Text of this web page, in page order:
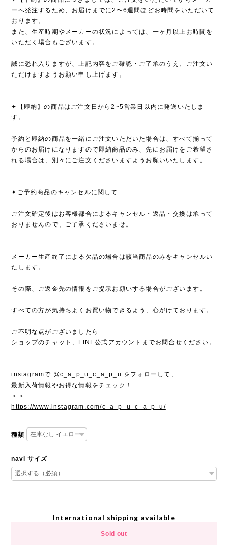
ーへ発注するため、お届けまでに2〜6週間ほどお時間をいただいて
おります。
また、生産時期やメーカーの状況によっては、一ヶ月以上お時間を
いただく場合もございます。
誠に恐れ入りますが、上記内容をご確認・ご了承のうえ、ご注文い
ただけますようお願い申し上げます。
✦【即納】の商品はご注文日から2~5営業日以内に発送いたしま
す。
予約と即納の商品を一緒にご注文いただいた場合は、すべて揃って
からのお届けになりますので即納商品のみ、先にお届けをご希望さ
れる場合は、別々にご注文くださいますようお願いいたします。
✦ご予約商品のキャンセルに関して
ご注文確定後はお客様都合によるキャンセル・返品・交換は承って
おりませんので、ご了承くださいませ。
メーカー生産終了による欠品の場合は該当商品のみをキャンセルい
たします。
その際、ご返金先の情報をご提示お願いする場合がございます。
すべての方が気持ちよくお買い物できるよう、心がけております。
ご不明な点がございましたら
ショップのチャット、LINE公式アカウントまでお問合せください。
instagramで @c_a_p_u_c_a_p_u をフォローして、
最新入荷情報やお得な情報をチェック！
＞＞
https://www.instagram.com/c_a_p_u_c_a_p_u/
種類
navi サイズ
International shipping available
Sold out